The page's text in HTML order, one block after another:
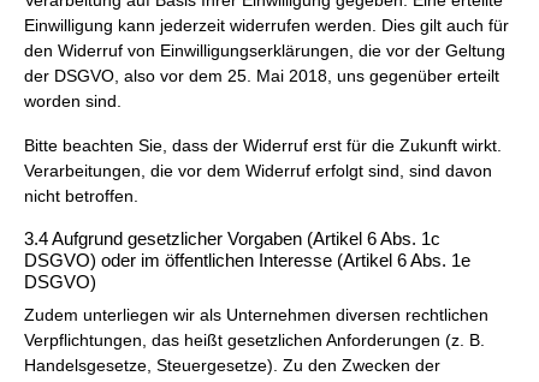
Einwilligung kann jederzeit widerrufen werden. Dies gilt auch für
den Widerruf von Einwilligungserklärungen, die vor der Geltung
der DSGVO, also vor dem 25. Mai 2018, uns gegenüber erteilt
worden sind.
Bitte beachten Sie, dass der Widerruf erst für die Zukunft wirkt.
Verarbeitungen, die vor dem Widerruf erfolgt sind, sind davon
nicht betroffen.
3.4 Aufgrund gesetzlicher Vorgaben (Artikel 6 Abs. 1c
DSGVO) oder im öffentlichen Interesse (Artikel 6 Abs. 1e
DSGVO)
Zudem unterliegen wir als Unternehmen diversen rechtlichen
Verpflichtungen, das heißt gesetzlichen Anforderungen (z. B.
Handelsgesetze, Steuergesetze). Zu den Zwecken der